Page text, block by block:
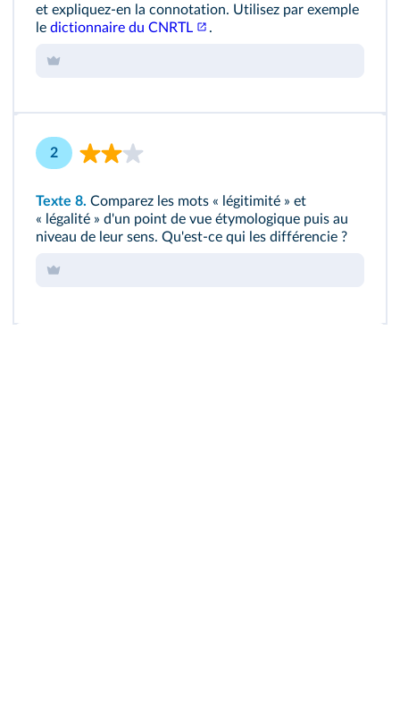
et expliquez-en la connotation. Utilisez par exemple
le dictionnaire du CNRTL .
2
Texte 8. Comparez les mots « légitimité » et
« légalité » d'un point de vue étymologique puis au
niveau de leur sens. Qu'est-ce qui les différencie ?